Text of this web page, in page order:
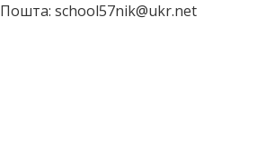
Пошта: school57nik@ukr.net